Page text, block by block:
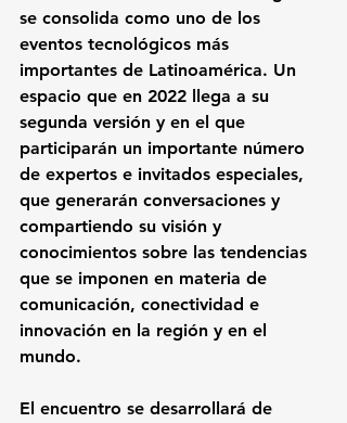
se consolida como uno de los
eventos tecnológicos más
importantes de Latinoamérica. Un
espacio que en 2022 llega a su
segunda versión y en el que
participarán un importante número
de expertos e invitados especiales,
que generarán conversaciones y
compartiendo su visión y
conocimientos sobre las tendencias
que se imponen en materia de
comunicación, conectividad e
innovación en la región y en el
mundo.
El encuentro se desarrollará de